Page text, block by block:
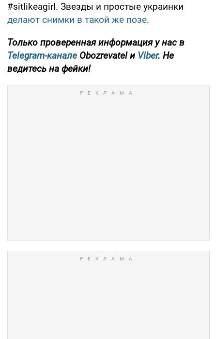
#sitlikeagirl. Звезды и простые украинки
делают снимки в такой же позе.
Только проверенная информация у нас в
Telegram-канале Obozrevatel и Viber. Не
ведитесь на фейки!